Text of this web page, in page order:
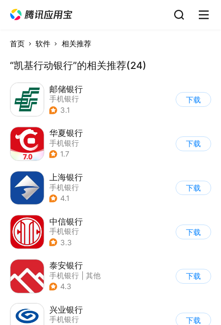
首页 软件 相关推荐
“凯基行动银行”的相关推荐(24)
邮储银行
手机银行
3.1
下载
华夏银行
手机银行
1.7
下载
上海银行
手机银行
4.1
下载
中信银行
手机银行
3.3
下载
泰安银行
手机银行
其他
4.3
下载
兴业银行
手机银行
下载